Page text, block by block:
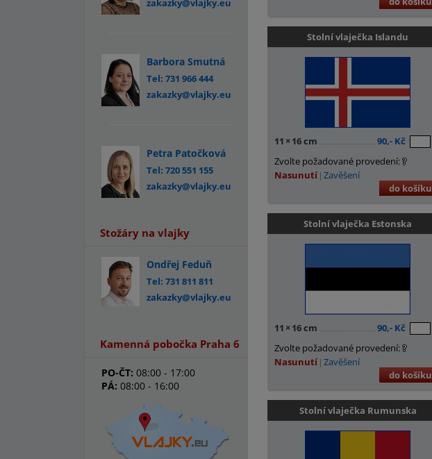
Stolní vlaječka Islandu
11 × 16 cm 90,- Kč
Zvolte požadované provedení:
Nasunutí Zavěšení
do košíku
Stolní vlaječka Estonska
11 × 16 cm 90,- Kč
Zvolte požadované provedení:
Nasunutí Zavěšení
do košíku
Stolní vlaječka Rumunska
zakazky@vlajky.eu
Barbora Smutná
Tel: 731 966 444
zakazky@vlajky.eu
Petra Patočková
Tel: 720 551 155
zakazky@vlajky.eu
Stožáry na vlajky
Ondřej Feduň
Tel: 731 811 811
zakazky@vlajky.eu
Kamenná pobočka Praha 6
PO-ČT: 08:00 - 17:00
PÁ: 08:00 - 16:00